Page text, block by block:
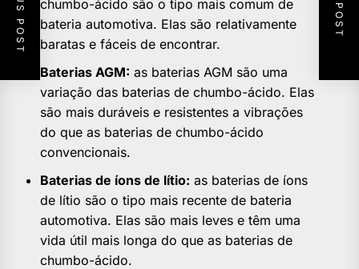
chumbo-ácido são o tipo mais comum de
bateria automotiva. Elas são relativamente
baratas e fáceis de encontrar.
Baterias AGM: as baterias AGM são uma
variação das baterias de chumbo-ácido. Elas
são mais duráveis e resistentes a vibrações
do que as baterias de chumbo-ácido
convencionais.
Baterias de íons de lítio: as baterias de íons
de lítio são o tipo mais recente de bateria
automotiva. Elas são mais leves e têm uma
vida útil mais longa do que as baterias de
chumbo-ácido.